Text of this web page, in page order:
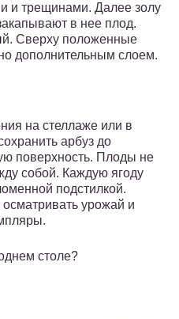
и трещинами. Далее золу
в нее плод.
Сверху положенные
дополнительным слоем.
на стеллаже или в
арбуз до
поверхность. Плоды не
собой. Каждую ягоду
подстилкой.
урожай и
столе?